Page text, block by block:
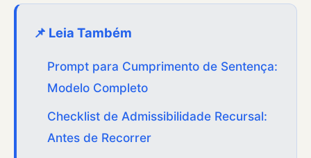
📌 Leia Também
Prompt para Cumprimento de Sentença:
Modelo Completo
Checklist de Admissibilidade Recursal:
Antes de Recorrer